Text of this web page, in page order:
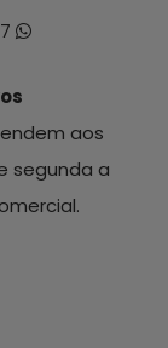
aos
segunda a